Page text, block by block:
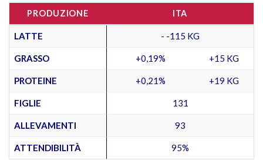
PRODUZIONE ITA
LATTE - -115 KG
GRASSO +0,19% +15 KG
PROTEINE +0,21% +19 KG
FIGLIE 131
ALLEVAMENTI 93
ATTENDIBILITÀ 95%